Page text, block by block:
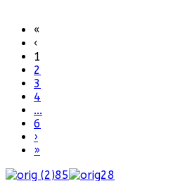
«
‹
1
2
3
4
...
6
›
»